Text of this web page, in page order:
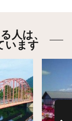
人は、
います